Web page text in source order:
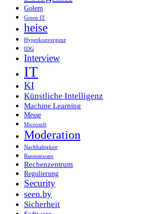
Golem
Green IT
heise
Hyperkonvergenz
IDG
Interview
IT
KI
Künstliche Intelligenz
Machine Learning
Messe
Microsoft
Moderation
Nachhaltigkeit
Ransomware
Rechenzentrum
Regulierung
Security
seen.by
Sicherheit